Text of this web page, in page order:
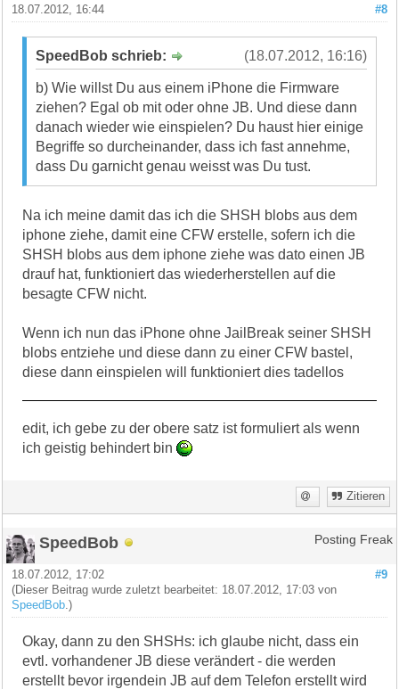
#8
18.07.2012, 16:44
(18.07.2012, 16:16)
SpeedBob schrieb:
b) Wie willst Du aus einem iPhone die Firmware
ziehen? Egal ob mit oder ohne JB. Und diese dann
danach wieder wie einspielen? Du haust hier einige
Begriffe so durcheinander, dass ich fast annehme,
dass Du garnicht genau weisst was Du tust.
Na ich meine damit das ich die SHSH blobs aus dem
iphone ziehe, damit eine CFW erstelle, sofern ich die
SHSH blobs aus dem iphone ziehe was dato einen JB
drauf hat, funktioniert das wiederherstellen auf die
besagte CFW nicht.
Wenn ich nun das iPhone ohne JailBreak seiner SHSH
blobs entziehe und diese dann zu einer CFW bastel,
diese dann einspielen will funktioniert dies tadellos
edit, ich gebe zu der obere satz ist formuliert als wenn
ich geistig behindert bin
Zitieren
SpeedBob Posting Freak
#9
18.07.2012, 17:02
(Dieser Beitrag wurde zuletzt bearbeitet: 18.07.2012, 17:03 von
SpeedBob .)
Okay, dann zu den SHSHs: ich glaube nicht, dass ein
evtl. vorhandener JB diese verändert - die werden
erstellt bevor irgendein JB auf dem Telefon erstellt wird